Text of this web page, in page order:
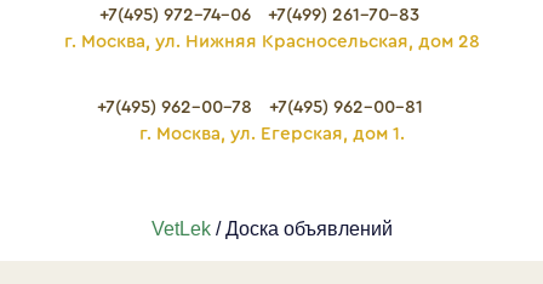
+7(495) 972-74-06
+7(499) 261-70-83
г. Москва, ул. Нижняя Красносельская, дом 28
+7(495) 962-00-78
+7(495) 962-00-81
г. Москва, ул. Егерская, дом 1.
VetLek/ Доска объявлений